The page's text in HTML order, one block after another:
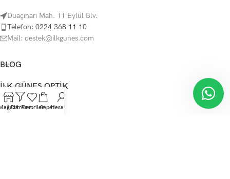
Duaçınarı Mah. 11 Eylül Blv.
Telefon: 0224 368 11 10
Mail: destek@ilkgunes.com
BLOG
İLK GÜNEŞ OPTIK
YARDIM
FiltrelerFavorilerSepetHesabım